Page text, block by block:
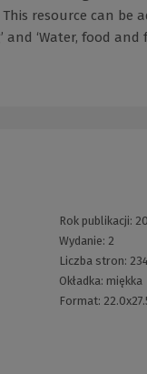
resource can be
‘Water, food
Rok publikacji:
Wydanie: 2
Liczba stron: 234
Okładka: miękka
Format: